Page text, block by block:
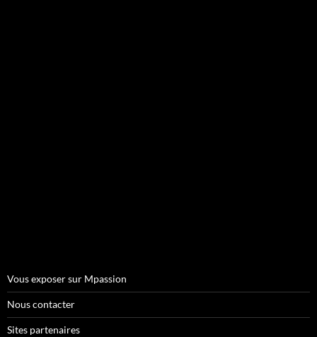
Vous exposer sur Mpassion
Nous contacter
Sites partenaires